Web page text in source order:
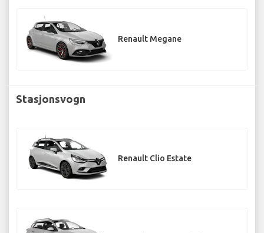
Renault Megane
Stasjonsvogn
Renault Clio Estate